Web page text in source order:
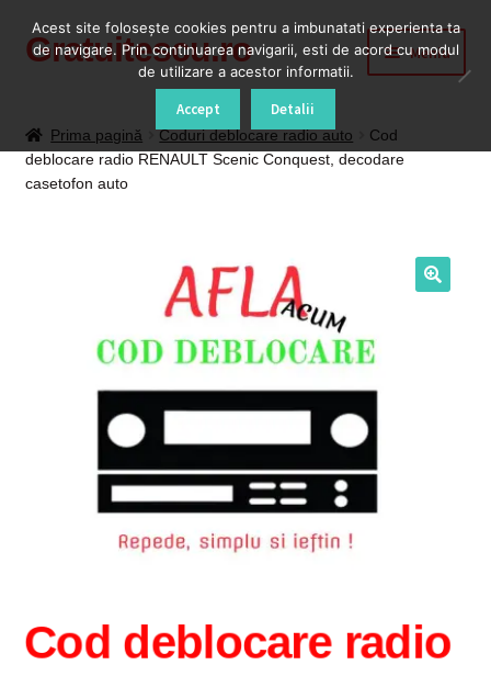
Sari
Sari
Gratuitescu.ro Meniu
Blog
Contul meu
Intrebari si raspunsuri
Plată
Prima pagină Coduri deblocare radio auto
Cod
deblocare radio RENAULT Scenic Conquest, decodare
casetofon auto
Cod deblocare radio
Acest site foloseşte cookies pentru a imbunatati experienta ta
de navigare. Prin continuarea navigarii, esti de acord cu modul
de utilizare a acestor informatii.
Accept Detalii